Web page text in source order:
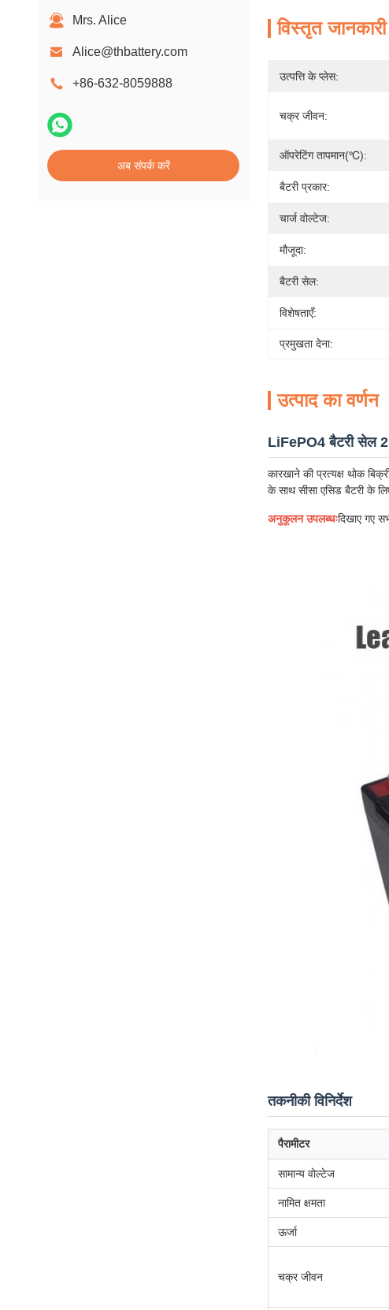
Mrs. Alice
Alice@thbattery.com
+86-632-8059888
अब संपर्क करें
विस्तृत जानकारी
उत्पत्ति के प्लेस:
चक्र जीवन:
ऑपरेटिंग तापमान(℃):
बैटरी प्रकार:
चार्ज वोल्टेज:
मौजूदा:
बैटरी सेल:
विशेषताएँ:
प्रमुखता देना:
उत्पाद का वर्णन
LiFePO4 बैटरी सेल
कारखाने की प्रत्यक्ष थोक
के साथ सीसा एसिड बैटरी के
अनुकूलन उपलब्धःदिखाए गए
तकनीकी विनिर्देश
पैरामीटर
सामान्य वोल्टेज
नामित क्षमता
ऊर्जा
चक्र जीवन